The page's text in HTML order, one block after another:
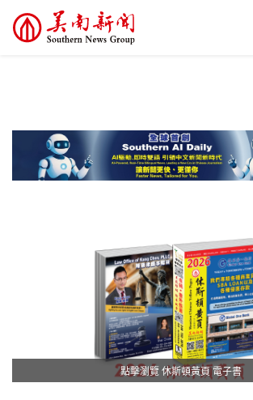
點擊瀏覽 休斯頓黃頁 電子書